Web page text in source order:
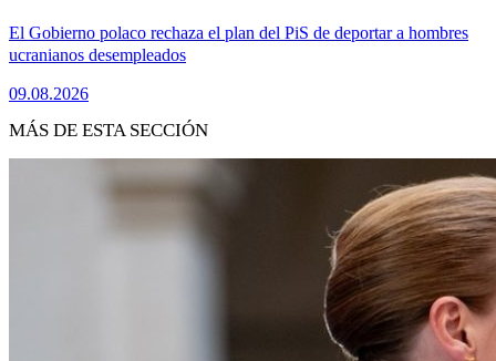
El Gobierno polaco rechaza el plan del PiS de deportar a hombres
ucranianos desempleados
09.08.2026
MÁS DE ESTA SECCIÓN